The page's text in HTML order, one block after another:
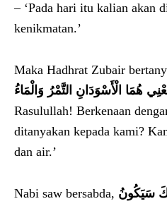
– ‘Pada hari itu kalian akan
kenikmatan.’
Maka Hadhrat Zubair
هُمَا الْأَسْوَدَانِ التَّمْرُ وَالْمَاءُ
Rasulullah! Berkenaan
ditanyakan kepada kami?
dan air.’
Nabi saw bersabda, سَيَكُونُ